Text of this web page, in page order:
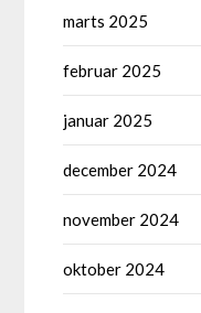
marts 2025
februar 2025
januar 2025
december 2024
november 2024
oktober 2024